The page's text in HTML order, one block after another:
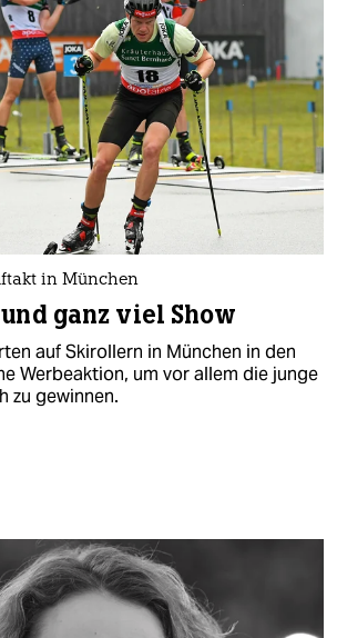
in München
ganz viel Show
auf Skirollern in München in den
Werbeaktion, um vor allem die junge
zu gewinnen.